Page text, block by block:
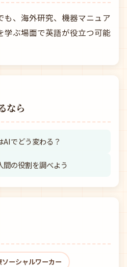
も、海外研究、機器マニュア
学ぶ場面で英語が役立つ可能
なら
AIでどう変わる？
間の役割を調べよう
ソーシャルワーカー